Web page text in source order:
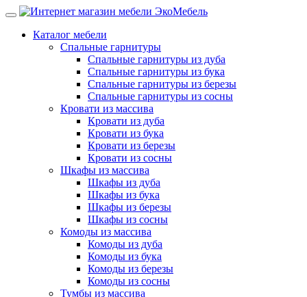
Каталог мебели
Спальные гарнитуры
Спальные гарнитуры из дуба
Спальные гарнитуры из бука
Спальные гарнитуры из березы
Спальные гарнитуры из сосны
Кровати из массива
Кровати из дуба
Кровати из бука
Кровати из березы
Кровати из сосны
Шкафы из массива
Шкафы из дуба
Шкафы из бука
Шкафы из березы
Шкафы из сосны
Комоды из массива
Комоды из дуба
Комоды из бука
Комоды из березы
Комоды из сосны
Тумбы из массива